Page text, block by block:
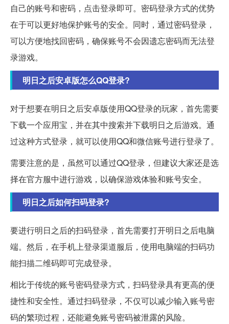
自己的账号和密码，点击登录即可。密码登录方式的优势
在于可以更好地保护账号的安全。同时，通过密码登录，
可以方便地找回密码，确保账号不会因遗忘密码而无法登
录游戏。
明日之后安卓版怎么QQ登录?
对于想要在明日之后安卓版使用QQ登录的玩家，首先需要
下载一个应用宝，并在其中搜索并下载明日之后游戏。通
过这种方式登录，就可以使用QQ和微信账号进行登录了。
需要注意的是，虽然可以通过QQ登录，但建议大家还是选
择在官方服中进行游戏，以确保游戏体验和账号安全。
明日之后如何扫码登录?
要进行明日之后的扫码登录，首先需要打开明日之后电脑
端。然后，在手机上登录渠道服后，使用电脑端的扫码功
能扫描二维码即可完成登录。
相比于传统的账号密码登录方式，扫码登录具有更高的便
捷性和安全性。通过扫码登录，不仅可以减少输入账号密
码的繁琐过程，还能避免账号密码被泄露的风险。